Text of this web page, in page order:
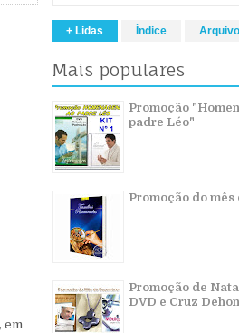
em
+ Lidas Índice Arquivo
Mais populares
Promoção
padre Léo"
Promoção do mês
Promoção de
DVD e Cruz